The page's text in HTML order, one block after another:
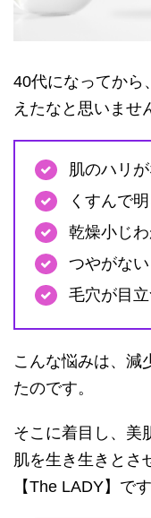
k
40代になってから
えたなと思いませ
肌のハリ
くすんで
乾燥小じ
つやがない
毛穴が目
こんな悩みは、減
たのです。
そこに着目し、美
肌を生き生きとさ
【The LADY】です